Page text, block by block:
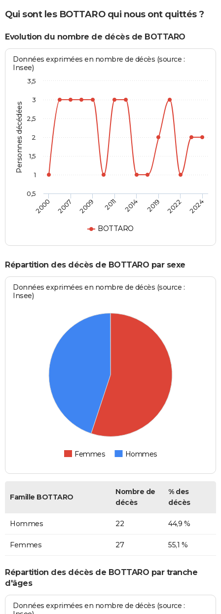
Qui sont les BOTTARO qui nous ont quittés ?
Evolution du nombre de décès de BOTTARO
Personnes décédées
Données exprimées en nombre de décès (source :
Insee)
BOTTARO
2000 2007 2009 2011 2014 2019 2022 2024
0,5
1
1,5
2
2,5
3
3,5
Répartition des décès de BOTTARO par sexe
Données exprimées en nombre de décès (source :
Insee)
Femmes Hommes
Famille BOTTARO
Nombre de
décès
% des
décès
Hommes 22 44,9 %
Femmes 27 55,1 %
Répartition des décès de BOTTARO par tranche
d'âges
Données exprimées en nombre de décès (source :